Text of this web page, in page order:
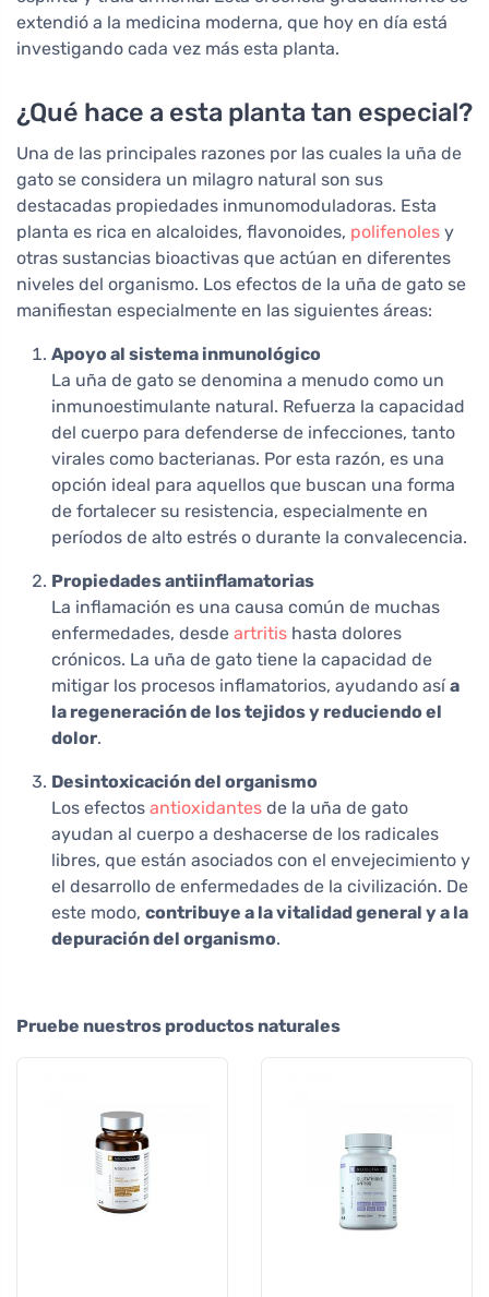
extendió a la medicina moderna, que hoy en día está
investigando cada vez más esta planta.
¿Qué hace a esta planta tan especial?
Una de las principales razones por las cuales la uña de
gato se considera un milagro natural son sus
destacadas propiedades inmunomoduladoras. Esta
planta es rica en alcaloides, flavonoides, polifenoles y
otras sustancias bioactivas que actúan en diferentes
niveles del organismo. Los efectos de la uña de gato se
manifiestan especialmente en las siguientes áreas:
Apoyo al sistema inmunológico
La uña de gato se denomina a menudo como un
inmunoestimulante natural. Refuerza la capacidad
del cuerpo para defenderse de infecciones, tanto
virales como bacterianas. Por esta razón, es una
opción ideal para aquellos que buscan una forma
de fortalecer su resistencia, especialmente en
períodos de alto estrés o durante la convalecencia.
Propiedades antiinflamatorias
La inflamación es una causa común de muchas
enfermedades, desde artritis hasta dolores
crónicos. La uña de gato tiene la capacidad de
mitigar los procesos inflamatorios, ayudando asía
la regeneración de los tejidos y reduciendo el
dolor.
Desintoxicación del organismo
Los efectos antioxidantes de la uña de gato
ayudan al cuerpo a deshacerse de los radicales
libres, que están asociados con el envejecimiento y
el desarrollo de enfermedades de la civilización. De
este modo, contribuye a la vitalidad general y a la
depuración del organismo.
Pruebe nuestros productos naturales